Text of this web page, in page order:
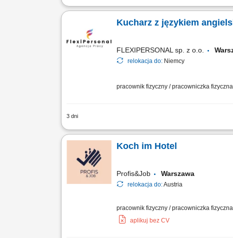
Wymagania: Doświadczenie jako szef
Kucharz z językiem
FLEXIPERSONAL sp. z o.o.
relokacja do: Niemcy
pracownik fizyczny / pracowniczka fizyczna
3 dni
Opis stanowiska: Przygotowywanie dań à
Koch im Hotel
Profis&Job Warszawa
relokacja do:Austria
pracownik fizyczny / pracowniczka
aplikuj bez CV